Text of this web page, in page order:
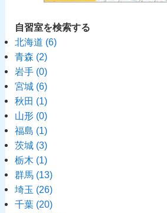
自習室を検索する
北海道 (6)
青森 (2)
岩手 (0)
宮城 (6)
秋田 (1)
山形 (0)
福島 (1)
茨城 (3)
栃木 (1)
群馬 (13)
埼玉 (26)
千葉 (20)